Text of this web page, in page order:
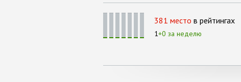
381 место в рейтингах
1+0 за неделю